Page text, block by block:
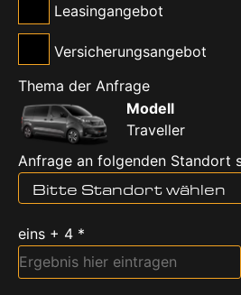
Leasingangebot
Versicherungsangebot
Thema der Anfrage
Modell
Traveller
Anfrage an folgenden Standort
Bitte Standort wählen
eins + 4 *